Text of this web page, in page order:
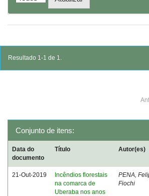
Resultado 1-1 de 1.
Conjunto de itens:
Data do
documento
Título Autor(es)
21-Out-2019
Incêndios florestais
na comarca de
Uberaba nos anos
PENA,
Fiochi